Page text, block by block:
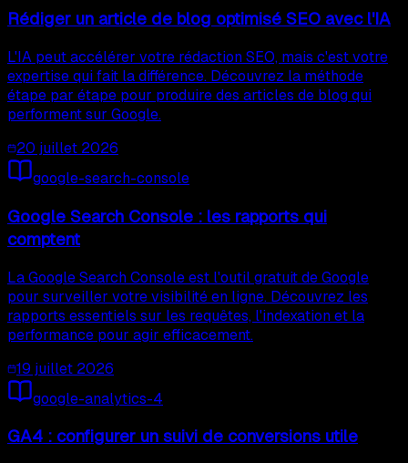
Rédiger un article de blog optimisé SEO avec l'IA
L'IA peut accélérer votre rédaction SEO, mais c'est votre
expertise qui fait la différence. Découvrez la méthode
étape par étape pour produire des articles de blog qui
performent sur Google.
20 juillet 2026
google-search-console
Google Search Console : les rapports qui
comptent
La Google Search Console est l'outil gratuit de Google
pour surveiller votre visibilité en ligne. Découvrez les
rapports essentiels sur les requêtes, l'indexation et la
performance pour agir efficacement.
19 juillet 2026
google-analytics-4
GA4 : configurer un suivi de conversions utile